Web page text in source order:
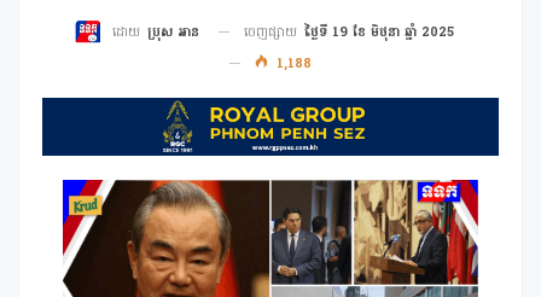
ដោយ ប្រុស អាន ចេញផ្សាយ ថ្ងៃទី 19 ខែ មិថុនា ឆ្នាំ 2025
1,188